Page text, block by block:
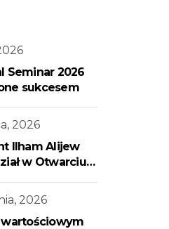
Seminar 2026
sukcesem
2026
Ilham Alijew
w Otwarciu
2026
wartościowym